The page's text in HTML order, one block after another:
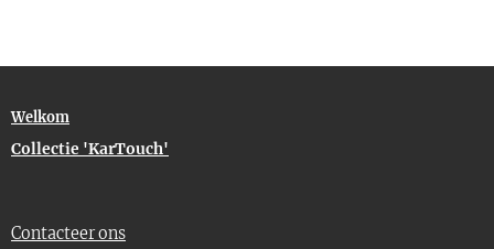
Welkom
Collectie 'KarTouch'
Contacteer ons